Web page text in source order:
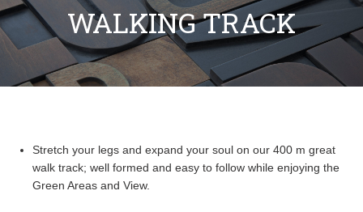
WALKING TRACK
Stretch your legs and expand your soul on our 400 m great
walk track; well formed and easy to follow while enjoying the
Green Areas and View.